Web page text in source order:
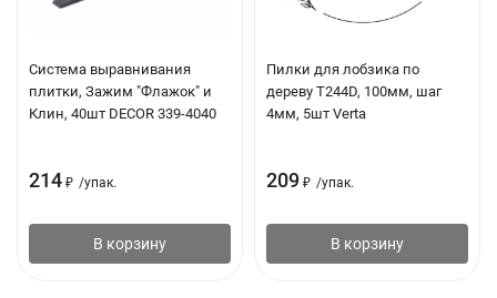
Система выравнивания
плитки, Зажим "Флажок" и
Клин, 40шт DECOR 339-4040
214 ₽ /упак.
В корзину
Пилки для лобзика по
дереву Т244D, 100мм, шаг
4мм, 5шт Verta
209 ₽ /упак.
В корзину